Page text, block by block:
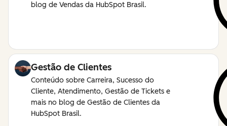
blog de Vendas da HubSpot Brasil.
Gestão de Clientes
Conteúdo sobre Carreira, Sucesso do
Cliente, Atendimento, Gestão de Tickets e
mais no blog de Gestão de Clientes da
HubSpot Brasil.